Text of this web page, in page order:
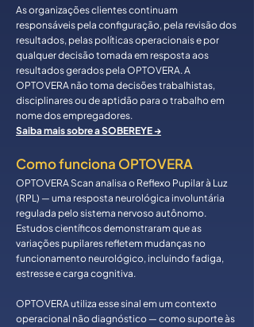
As organizações clientes continuam
responsáveis pela configuração, pela revisão dos
resultados, pelas políticas operacionais e por
qualquer decisão tomada em resposta aos
resultados gerados pela OPTOVERA. A
OPTOVERA não toma decisões trabalhistas,
disciplinares ou de aptidão para o trabalho em
nome dos empregadores.
Saiba mais sobre a SOBEREYE →
Como funciona OPTOVERA
OPTOVERA Scan analisa o Reflexo Pupilar à Luz
(RPL) — uma resposta neurológica involuntária
regulada pelo sistema nervoso autônomo.
Estudos científicos demonstraram que as
variações pupilares refletem mudanças no
funcionamento neurológico, incluindo fadiga,
estresse e carga cognitiva.
OPTOVERA utiliza esse sinal em um contexto
operacional não diagnóstico — como suporte às